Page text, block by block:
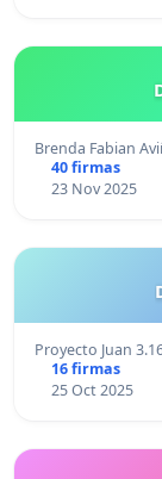
Brenda Fabian
40 firmas
23 Nov 2025
Proyecto Juan
16 firmas
25 Oct 2025